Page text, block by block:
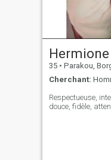
Hermione
35 • Parakou,
Cherchant:
Respectueuse,
douce, fidèle,